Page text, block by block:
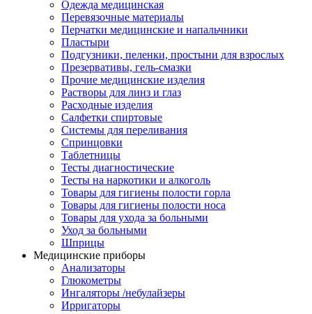
Одежда медицинская
Перевязочные материалы
Перчатки медицинские и напальчники
Пластыри
Подгузники, пеленки, простыни для взрослых
Презервативы, гель-смазки
Прочие медицинские изделия
Растворы для линз и глаз
Расходные изделия
Салфетки спиртовые
Системы для переливания
Спринцовки
Таблетницы
Тесты диагностические
Тесты на наркотики и алкоголь
Товары для гигиены полости горла
Товары для гигиены полости носа
Товары для ухода за больными
Уход за больными
Шприцы
Медицинские приборы
Анализаторы
Глюкометры
Ингаляторы /небулайзеры
Ирригаторы